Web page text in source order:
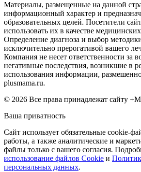
Материалы, размещенные на данной
информационный характер и
образовательных целей. Посетители
использовать их в качестве
Определение диагноза и выбор
исключительно прерогативой вашего
Компания не несет ответственности за
негативные последствия, возникшие в
использования информации,
plusmama.ru.
© 2026 Все права принадлежат сайту
Ваша приватность
Сайт использует обязательные cookie-
работы, а также аналитические и
файлы только с вашего согласия.
использование файлов Cookie и
персональных данных.